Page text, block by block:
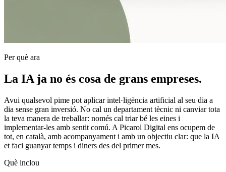
Per què ara
La IA ja no és cosa de grans empreses.
Avui qualsevol pime pot aplicar intel·ligència artificial al seu dia a
dia sense gran inversió. No cal un departament tècnic ni canviar tota
la teva manera de treballar: només cal triar bé les eines i
implementar-les amb sentit comú. A Picarol Digital ens ocupem de
tot, en català, amb acompanyament i amb un objectiu clar: que la IA
et faci guanyar temps i diners des del primer mes.
Què inclou